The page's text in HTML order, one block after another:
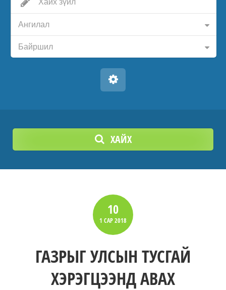
Ангилал
Байршил
ХАЙХ
10
1 САР2018
ГАЗРЫГ УЛСЫН ТУСГАЙ
ХЭРЭГЦЭЭНД АВАХ